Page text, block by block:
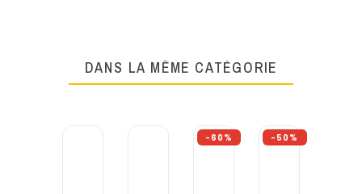
DANS LA MÊME CATÉGORIE
-60% -50%